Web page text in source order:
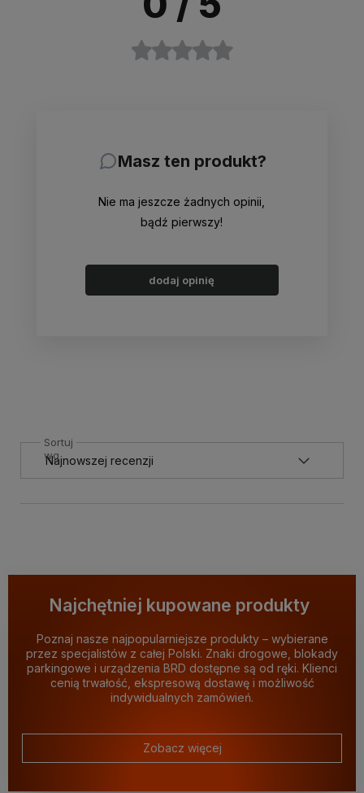
Masz ten produkt?
Nie ma jeszcze żadnych opinii,
bądź pierwszy!
dodaj opinię
Sortuj
wg
Najchętniej kupowane produkty
Poznaj nasze najpopularniejsze produkty – wybierane
przez specjalistów z całej Polski. Znaki drogowe, blokady
parkingowe i urządzenia BRD dostępne są od ręki. Klienci
cenią trwałość, ekspresową dostawę i możliwość
indywidualnych zamówień.
Zobacz więcej